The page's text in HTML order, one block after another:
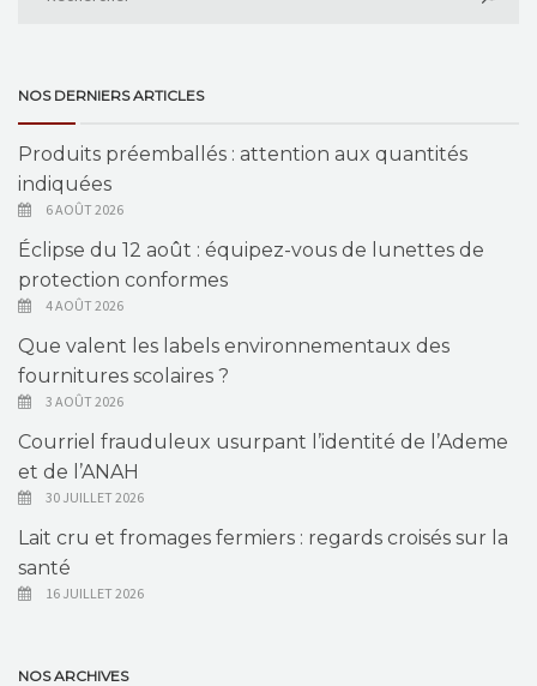
NOS DERNIERS ARTICLES
Produits préemballés : attention aux quantités
indiquées
6 AOÛT 2026
Éclipse du 12 août : équipez-vous de lunettes de
protection conformes
4 AOÛT 2026
Que valent les labels environnementaux des
fournitures scolaires ?
3 AOÛT 2026
Courriel frauduleux usurpant l’identité de l’Ademe
et de l’ANAH
30 JUILLET 2026
Lait cru et fromages fermiers : regards croisés sur la
santé
16 JUILLET 2026
NOS ARCHIVES